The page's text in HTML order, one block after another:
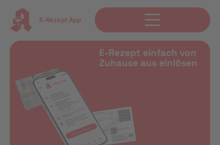
E-Rezept App
E-Rezept einfach von
Zuhause aus einlösen